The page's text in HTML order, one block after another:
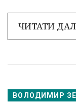
ЧИТАТИ
ВОЛОДИМИР